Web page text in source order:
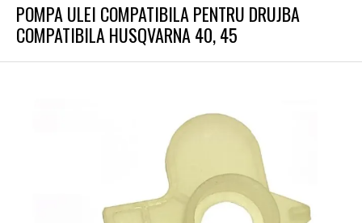
POMPA ULEI COMPATIBILA PENTRU DRUJBA
COMPATIBILA HUSQVARNA 40, 45